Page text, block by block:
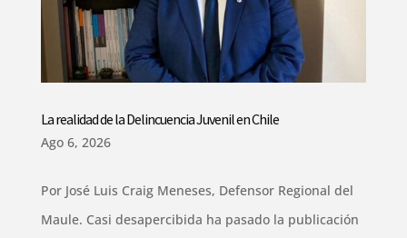
La realidad de la Delincuencia Juvenil en Chile
Ago 6, 2026
Por José Luis Craig Meneses, Defensor Regional del
Maule. Casi desapercibida ha pasado la publicación